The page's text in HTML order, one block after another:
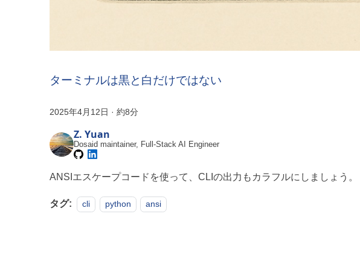
ターミナルは黒と白だけではない
2025年4月12日 ·約8分
Z. Yuan
Dosaid maintainer, Full-Stack AI Engineer
ANSIエスケープコードを使って、CLIの出力もカラフルにしましょう。
タグ: cli python ansi